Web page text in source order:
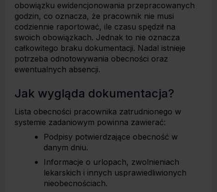
obowiązku ewidencjonowania przepracowanych
godzin, co oznacza, że pracownik nie musi
codziennie raportować, ile czasu spędził na
swoich obowiązkach. Jednak to nie oznacza
całkowitego braku dokumentacji. Nadal istnieje
potrzeba odnotowywania obecności oraz
ewentualnych absencji.
Jak wygląda dokumentacja?
Lista obecności pracownika zatrudnionego w
systemie zadaniowym powinna zawierać:
Podpisy potwierdzające obecność w
danym dniu.
Informacje o urlopach, zwolnieniach
lekarskich i innych usprawiedliwionych
nieobecnościach.